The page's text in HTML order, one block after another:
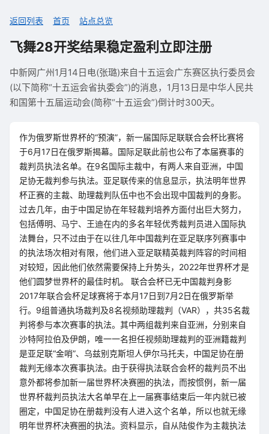
返回列表 首页 站点总览
飞舞28开奖结果稳定盈利立即注册
中新网广州1月14日电(张璐)来自十五运会广东赛区执行委员会
(以下简称“十五运会省执委会”)的消息，1月13日是中华人民共
和国第十五届运动会(简称“十五运会”)倒计时300天。
作为俄罗斯世界杯的“预演”，新一届国际足联联合会杯比赛将
于6月17日在俄罗斯揭幕。国际足联此前也公布了本届赛事的
裁判员执法名单。在9名国际主裁中，有两人来自亚洲，中国
足协无裁判参与执法。亚足联传来的信息显示，执法明年世界
杯正赛的主裁、助理裁判队伍中也不会出现中国裁判的身影。
过去几年，由于中国足协在年轻裁判培养方面付出巨大努力，
包括傅明、马宁、王迪在内的多名年轻优秀裁判员进入国际执
法舞台，只不过由于在以往几年中国裁判在亚足联序列赛事中
的执法场次相对有限，他们进入亚足联精英裁判阵容的时间相
对较短，因此他们依然需要保持上升势头，2022年世界杯才是
他们圆梦世界杯的最佳时机。 联合会杯已无中国裁判身影
2017年联合会杯足球赛将于本月17日到7月2日在俄罗斯举
行。9组普通执场裁判及8名视频助理裁判（VAR），共35名裁
判将参与本次赛事的执法。其中两组裁判来自亚洲，分别来自
沙特阿拉伯及伊朗，唯一一名担任视频助理裁判的亚洲籍裁判
是亚足联“金哨”、乌兹别克斯坦人伊尔马托夫，中国足协在册
裁判无缘本次赛事执法。由于获得执法联合会杯的裁判员不出
意外都将参加新一届世界杯决赛圈的执法，而按惯例，新一届
世界杯裁判员执法大名单早在上一届赛事结束后一年内就已被
圈定，中国足协在册裁判没有人进入这个名单，所以也就无缘
明年世界杯决赛圈的执法。资料显示，自从陆俊作为主裁执法